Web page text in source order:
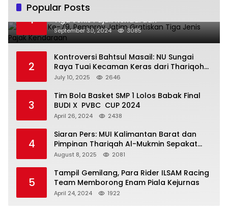
Popular Posts
1
Hari Jadi Ke-79, Pemprov Jatim Gratiskan
Tiga Jenis Pajak Kendaraan
September 30, 2024 3085
2
Kontroversi Bahtsul Masail: NU Sungai
Raya Tuai Kecaman Keras dari Thariqoh
Al Mu’min
July 10, 2025 2646
3
Tim Bola Basket SMP 1 Lolos Babak Final
BUDI X PVBC CUP 2024
April 26, 2024 2438
4
Siaran Pers: MUI Kalimantan Barat dan
Pimpinan Thariqah Al-Mukmin Sepakat
Jaga Umat
August 8, 2025 2081
5
Tampil Gemilang, Para Rider ILSAM Racing
Team Memborong Enam Piala Kejurnas
April 24, 2024 1922